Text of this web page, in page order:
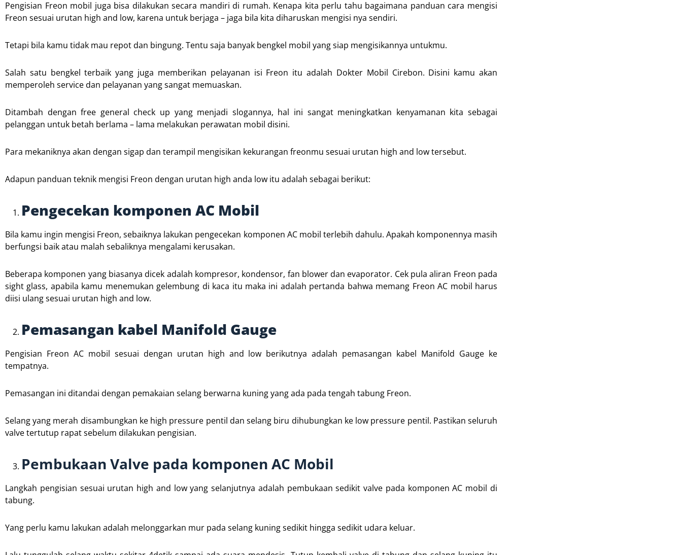
Pengisian Freon mobil juga bisa dilakukan secara mandiri di rumah. Kenapa kita perlu tahu bagaimana panduan cara mengisi
Freon sesuai urutan high and low, karena untuk berjaga – jaga bila kita diharuskan mengisi nya sendiri.
Tetapi bila kamu tidak mau repot dan bingung. Tentu saja banyak bengkel mobil yang siap mengisikannya untukmu.
Salah satu bengkel terbaik yang juga memberikan pelayanan isi Freon itu adalah Dokter Mobil Cirebon. Disini kamu akan
memperoleh service dan pelayanan yang sangat memuaskan.
Ditambah dengan free general check up yang menjadi slogannya, hal ini sangat meningkatkan kenyamanan kita sebagai
pelanggan untuk betah berlama – lama melakukan perawatan mobil disini.
Para mekaniknya akan dengan sigap dan terampil mengisikan kekurangan freonmu sesuai urutan high and low tersebut.
Adapun panduan teknik mengisi Freon dengan urutan high anda low itu adalah sebagai berikut:
Pengecekan komponen AC Mobil
Bila kamu ingin mengisi Freon, sebaiknya lakukan pengecekan komponen AC mobil terlebih dahulu. Apakah komponennya masih
berfungsi baik atau malah sebaliknya mengalami kerusakan.
Beberapa komponen yang biasanya dicek adalah kompresor, kondensor, fan blower dan evaporator. Cek pula aliran Freon pada
sight glass, apabila kamu menemukan gelembung di kaca itu maka ini adalah pertanda bahwa memang Freon AC mobil harus
diisi ulang sesuai urutan high and low.
Pemasangan kabel Manifold Gauge
Pengisian Freon AC mobil sesuai dengan urutan high and low berikutnya adalah pemasangan kabel Manifold Gauge ke
tempatnya.
Pemasangan ini ditandai dengan pemakaian selang berwarna kuning yang ada pada tengah tabung Freon.
Selang yang merah disambungkan ke high pressure pentil dan selang biru dihubungkan ke low pressure pentil. Pastikan seluruh
valve tertutup rapat sebelum dilakukan pengisian.
Pembukaan Valve pada komponen AC Mobil
Langkah pengisian sesuai urutan high and low yang selanjutnya adalah pembukaan sedikit valve pada komponen AC mobil di
tabung.
Yang perlu kamu lakukan adalah melonggarkan mur pada selang kuning sedikit hingga sedikit udara keluar.